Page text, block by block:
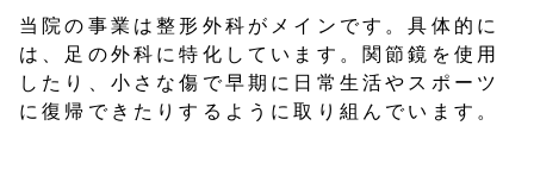
当院の事業は整形外科がメインです。具体的に
は、足の外科に特化しています。関節鏡を使用
したり、小さな傷で早期に日常生活やスポーツ
に復帰できたりするように取り組んでいます。